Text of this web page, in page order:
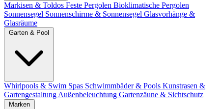
Markisen & Toldos Feste Pergolen Bioklimatische Pergolen
Sonnensegel Sonnenschirme & Sonnensegel Glasvorhänge &
Glasräume
Whirlpools & Swim Spas Schwimmbäder & Pools Kunstrasen &
Gartengestaltung Außenbeleuchtung Gartenzäune & Sichtschutz